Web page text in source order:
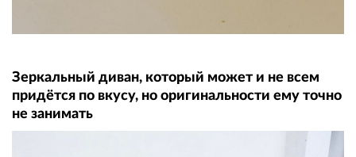
Зеркальный диван, который может и не всем
придётся по вкусу, но оригинальности ему точно
не занимать